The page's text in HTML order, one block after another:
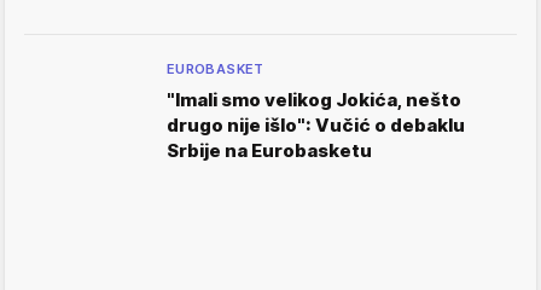
EUROBASKET
"Imali smo velikog Jokića, nešto
drugo nije išlo": Vučić o debaklu
Srbije na Eurobasketu